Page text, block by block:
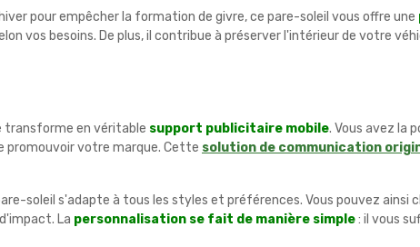
pour empêcher la formation de givre, ce pare-soleil vous offre une
vos besoins. De plus, il contribue à préserver l'intérieur de votre
transforme en véritable support publicitaire mobile. Vous avez la
promouvoir votre marque. Cette solution de communication
soleil s'adapte à tous les styles et préférences. Vous pouvez
La personnalisation se fait de manière simple: il vous